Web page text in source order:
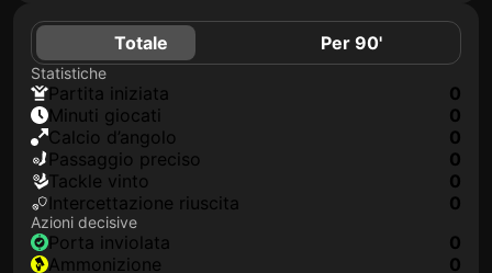
Totale Per 90'
Statistiche
Partita iniziata
0
Minuti giocati
0
Calcio d’angolo
0
Passaggio preciso
0
Tackle vinto
0
Intercettazione riuscita
0
Azioni decisive
Porta inviolata
0
Ammonizione
0